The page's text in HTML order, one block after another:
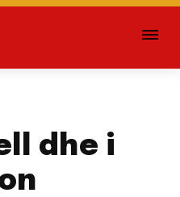
dhe i